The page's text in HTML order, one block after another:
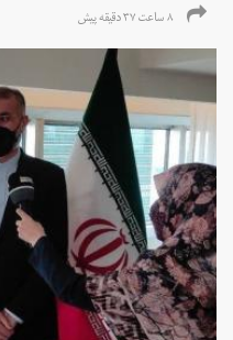
۸ ساعت ۳۷ دقیقه پیش